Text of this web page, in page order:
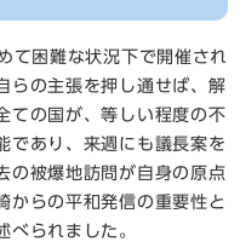
て困難な状況下で開催され
らの主張を押し通せば、解
ての国が、等しい程度の不
であり、来週にも議長案を
の被爆地訪問が自身の原点
からの平和発信の重要性と
べられました。